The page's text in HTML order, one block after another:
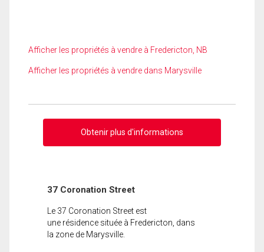
Afficher les propriétés à vendre à Fredericton, NB
Afficher les propriétés à vendre dans Marysville
Obtenir plus d'informations
37 Coronation Street
Le 37 Coronation Street est
une résidence située à Fredericton, dans
la zone de Marysville.